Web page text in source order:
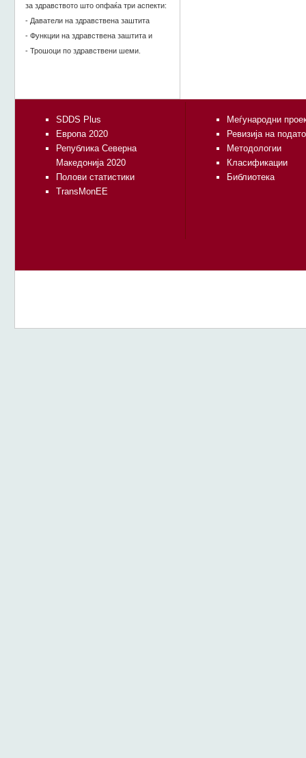
за здравството што опфаќа три аспекти:
- Даватели на здравствена заштита
- Функции на здравствена заштита и
- Трошоци по здравствени шеми.
SDDS Plus
Европа 2020
Република Северна
Македонија 2020
Полови статистики
TransMonEE
Меѓународни
Ревизија на
Методологии
Класификации
Библиотека